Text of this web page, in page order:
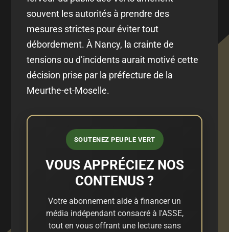
souvent les autorités à prendre des
mesures strictes pour éviter tout
débordement. À Nancy, la crainte de
tensions ou d’incidents aurait motivé cette
décision prise par la préfecture de la
Meurthe-et-Moselle.
SOUTENEZ PEUPLE VERT
VOUS APPRÉCIEZ NOS
CONTENUS ?
Votre abonnement aide à financer un
média indépendant consacré à l'ASSE,
tout en vous offrant une lecture sans